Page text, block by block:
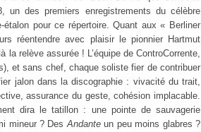
un des premiers enregistrements du célèbre
pour ce répertoire. Quant aux « Berliner
réentendre avec plaisir le pionnier Hartmut
la relève assurée ! L’équipe de ControCorrente,
et sans chef, chaque soliste fier de contribuer
jalon dans la discographie : vivacité du trait,
assurance du geste, cohésion implacable.
dira le tatillon : une pointe de sauvagerie
mineur ? DesAndanteun peu moins glabres ?